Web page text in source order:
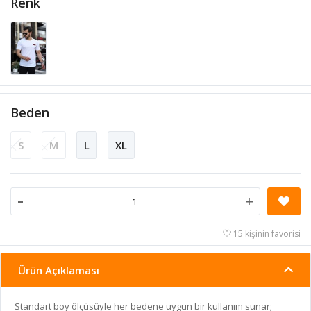
Beden
S M L XL
- +
15 kişinin favorisi
Ürün Açıklaması
Standart boy ölçüsüyle her bedene uygun bir kullanım sunar;